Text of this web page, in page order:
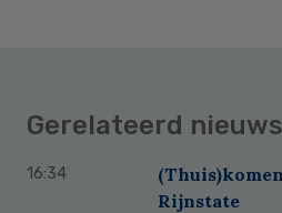
Gerelateerd nieuws
16:34
Rijnstate